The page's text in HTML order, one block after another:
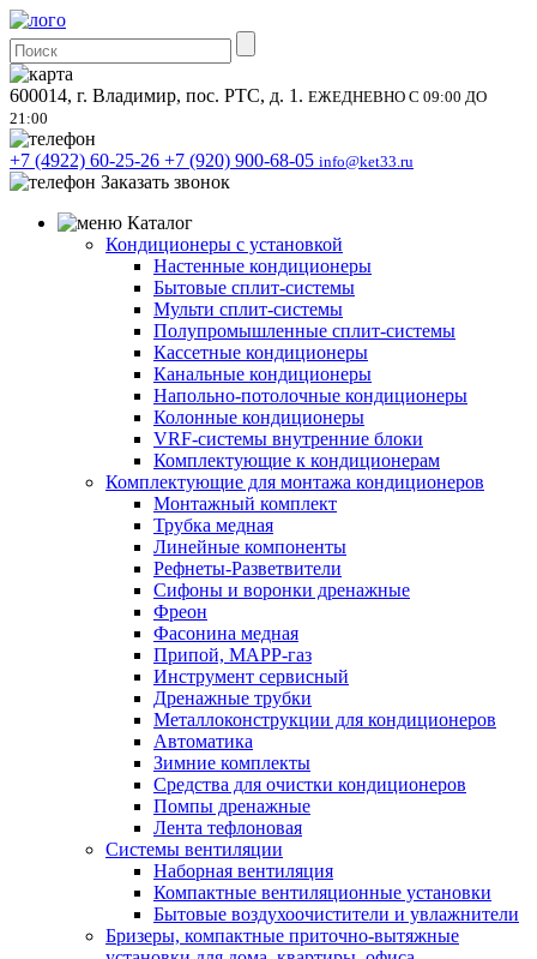
600014, г. Владимир, пос. РТС, д. 1. ЕЖЕДНЕВНО С 09:00 ДО
21:00
+7 (4922) 60-25-26 +7 (920) 900-68-05 info@ket33.ru
Заказать звонок
Каталог
Кондиционеры с установкой
Настенные кондиционеры
Бытовые сплит-системы
Мульти сплит-системы
Полупромышленные сплит-системы
Кассетные кондиционеры
Канальные кондиционеры
Напольно-потолочные кондиционеры
Колонные кондиционеры
VRF-системы внутренние блоки
Комплектующие к кондиционерам
Комплектующие для монтажа кондиционеров
Монтажный комплект
Трубка медная
Линейные компоненты
Рефнеты-Разветвители
Сифоны и воронки дренажные
Фреон
Фасонина медная
Припой, МАРР-газ
Инструмент сервисный
Дренажные трубки
Металлоконструкции для кондиционеров
Автоматика
Зимние комплекты
Средства для очистки кондиционеров
Помпы дренажные
Лента тефлоновая
Системы вентиляции
Наборная вентиляция
Компактные вентиляционные установки
Бытовые воздухоочистители и увлажнители
Бризеры, компактные приточно-вытяжные